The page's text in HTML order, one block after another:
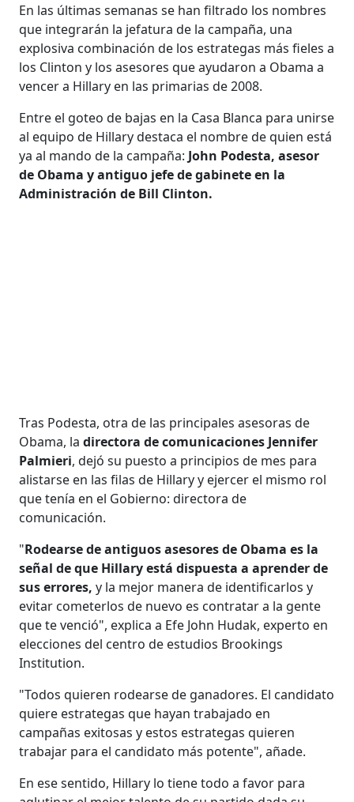
En las últimas semanas se han filtrado los nombres
que integrarán la jefatura de la campaña, una
explosiva combinación de los estrategas más fieles a
los Clinton y los asesores que ayudaron a Obama a
vencer a Hillary en las primarias de 2008.
Entre el goteo de bajas en la Casa Blanca para unirse
al equipo de Hillary destaca el nombre de quien está
ya al mando de la campaña: John Podesta, asesor
de Obama y antiguo jefe de gabinete en la
Administración de Bill Clinton.
Tras Podesta, otra de las principales asesoras de
Obama, ladirectora de comunicaciones Jennifer
Palmieri, dejó su puesto a principios de mes para
alistarse en las filas de Hillary y ejercer el mismo rol
que tenía en el Gobierno: directora de
comunicación.
"Rodearse de antiguos asesores de Obama es la
señal de que Hillary está dispuesta a aprender de
sus errores, y la mejor manera de identificarlos y
evitar cometerlos de nuevo es contratar a la gente
que te venció", explica a Efe John Hudak, experto en
elecciones del centro de estudios Brookings
Institution.
"Todos quieren rodearse de ganadores. El candidato
quiere estrategas que hayan trabajado en
campañas exitosas y estos estrategas quieren
trabajar para el candidato más potente", añade.
En ese sentido, Hillary lo tiene todo a favor para